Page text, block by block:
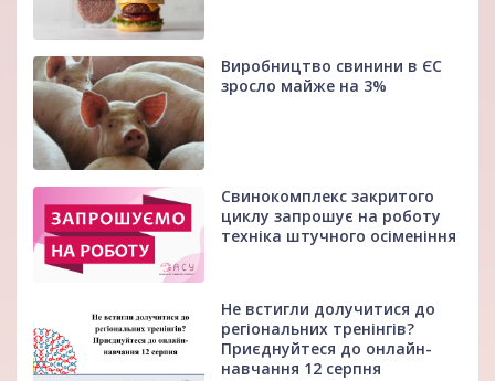
Виробництво свинини в ЄС
зросло майже на 3%
Свинокомплекс закритого
циклу запрошує на роботу
техніка штучного осіменіння
Не встигли долучитися до
регіональних тренінгів?
Приєднуйтеся до онлайн-
навчання 12 серпня